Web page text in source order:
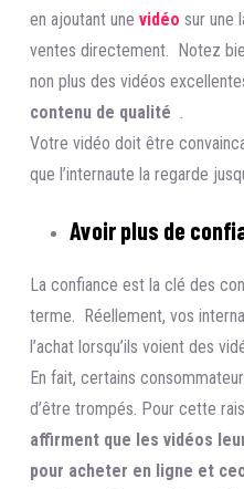
en ajoutant une vidéo sur une
ventes directement. Notez
non plus des vidéos
contenu de qualité .
Votre vidéo doit être
que l’internaute la regarde
Avoir plus de
La confiance est la clé des
terme. Réellement, vos
l’achat lorsqu’ils voient des
En fait, certains
d’être trompés. Pour cette
affirment que les vidéos
pour acheter en ligne et